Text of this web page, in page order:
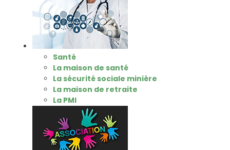
Santé
La maison de santé
La sécurité sociale minière
La maison de retraite
La PMI